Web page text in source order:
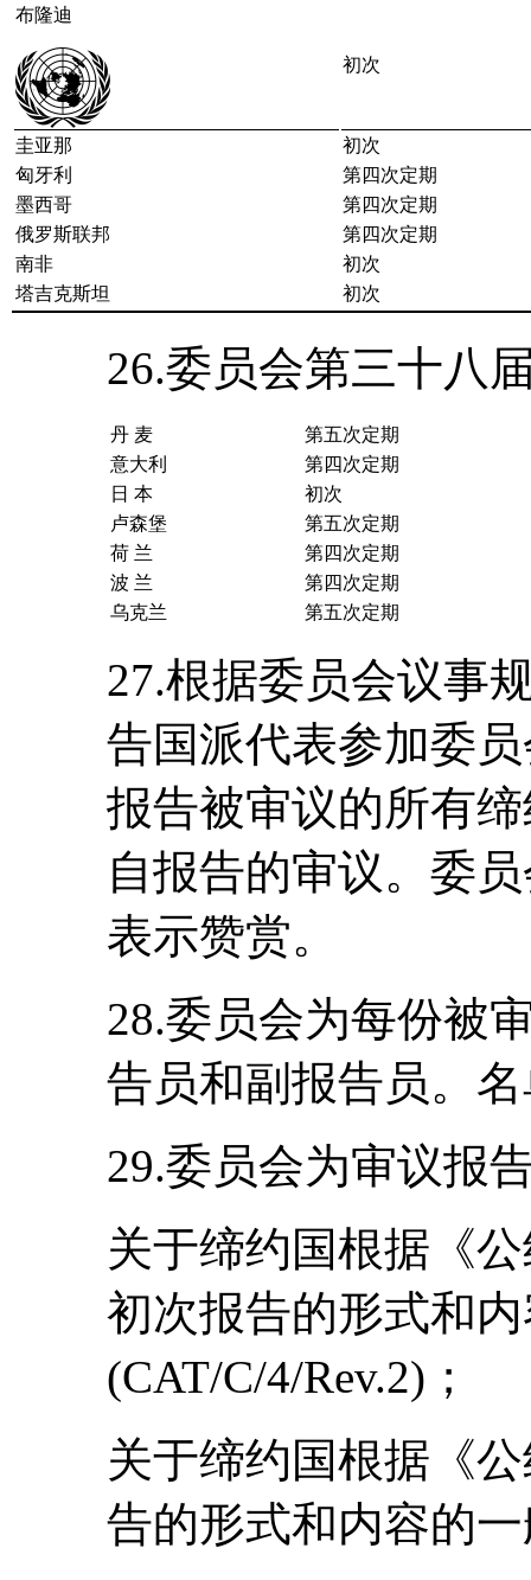
布隆迪
初次
圭亚那
初次
匈牙利
第四次定期
墨西哥
第四次定期
俄罗斯联邦
第四次定期
南非
初次
塔吉克斯坦
初次
26.委员会第三十八
丹 麦
第五次定期
意大利
第四次定期
日 本
初次
卢森堡
第五次定期
荷 兰
第四次定期
波 兰
第四次定期
乌克兰
第五次定期
27.根据委员会议事
告国派代表参加委
报告被审议的所有
自报告的审议。委
表示赞赏。
28.委员会为每份被
告员和副报告员。
29.委员会为审议报
关于缔约国根据《
初次报告的形式和
(CAT/C/4/Rev.2)；
关于缔约国根据《
告的形式和内容的